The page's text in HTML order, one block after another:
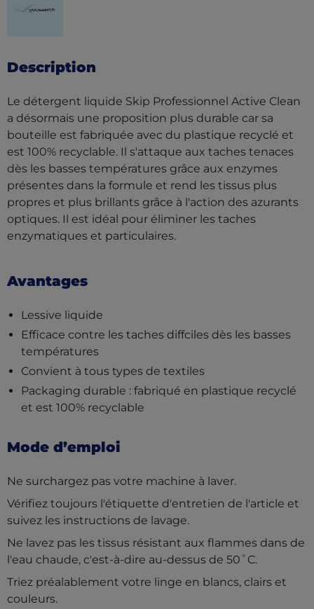
Description
Le détergent liquide Skip Professionnel Active Clean
a désormais une proposition plus durable car sa
bouteille est fabriquée avec du plastique recyclé et
est 100% recyclable. Il s'attaque aux taches tenaces
dès les basses températures grâce aux enzymes
présentes dans la formule et rend les tissus plus
propres et plus brillants grâce à l'action des azurants
optiques. Il est idéal pour éliminer les taches
enzymatiques et particulaires.
Avantages
Lessive liquide
Efficace contre les taches diffciles dès les basses
températures
Convient à tous types de textiles
Packaging durable : fabriqué en plastique recyclé
et est 100% recyclable
Mode d’emploi
Ne surchargez pas votre machine à laver.
Vérifiez toujours l'étiquette d'entretien de l'article et
suivez les instructions de lavage.
Ne lavez pas les tissus résistant aux flammes dans de
l'eau chaude, c'est-à-dire au-dessus de 50˚C.
Triez préalablement votre linge en blancs, clairs et
couleurs.